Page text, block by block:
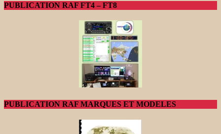
PUBLICATION RAF FT4 – FT8
PUBLICATION RAF MARQUES ET MODELES